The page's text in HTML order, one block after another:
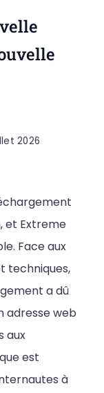
2026
et Extreme
Face aux
techniques,
a dû
adresse web
aux
est
à